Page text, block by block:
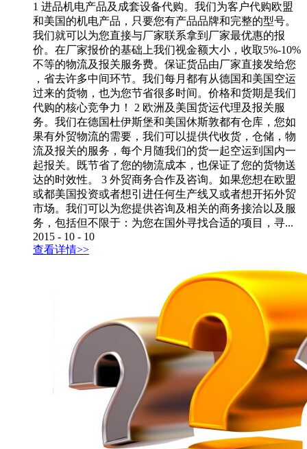
1 进品机电产品及成套设备代购。我们为客户代购欧盟
和美国的机电产品，只要您有产品品牌和完整的型号。
我们就可以为您直接与厂家联系拿到厂家最优惠的报
价。在厂家报价的基础上我们视金额大小，收取5%-10%
不等的物流及报关服务费。保证货品由厂家直接发给您
，省去许多中间环节。我们每月都有从德国和美国空运
过来的货物，也为您节省很多时间。价格和货期是我们
代购的核心竞争力！ 2 欧洲及美国货运代理及报关服
务。我们在德国杜伊斯堡和美国休斯敦都有仓库，您如
果有外贸物流的需要，我们可以提供代收货，仓储，物
流及报关的服务，每个月随我们的货一起空运到国内一
起报关。既节省了您的物流成本，也保证了您的货物送
达的时效性。 3 外贸商务合作及咨询。如果您想在欧盟
或都美国投资或者想引进任何生产线又或者想开拓外贸
市场。我们可以为您提供咨询及相关的商务接洽以及服
务，包括但不限于：为您在国外寻找合适的项目，寻...
2015 - 10 - 10
查看详情>>